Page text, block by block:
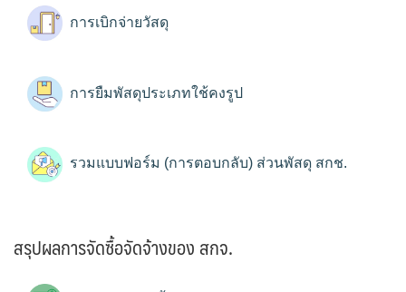
การเบิกจ่ายวัสดุ
การยืมพัสดุประเภทใช้คงรูป
รวมแบบฟอร์ม (การตอบกลับ) ส่วนพัสดุ สกช.
สรุปผลการจัดซื้อจัดจ้างของ สกจ.